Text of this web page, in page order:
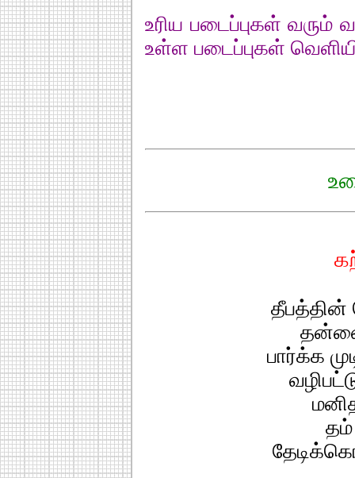
உரிய படைப்புகள் வரும்
உள்ள படைப்புகள்
தீபத்தின்
பார்க்க